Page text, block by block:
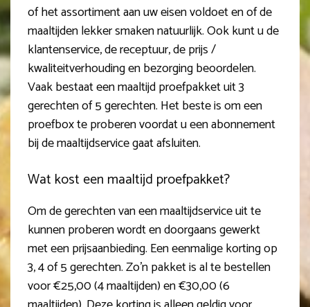
of het assortiment aan uw eisen voldoet en of de
maaltijden lekker smaken natuurlijk. Ook kunt u de
klantenservice, de receptuur, de prijs /
kwaliteitverhouding en bezorging beoordelen.
Vaak bestaat een maaltijd proefpakket uit 3
gerechten of 5 gerechten. Het beste is om een
proefbox te proberen voordat u een abonnement
bij de maaltijdservice gaat afsluiten.
Wat kost een maaltijd proefpakket?
Om de gerechten van een maaltijdservice uit te
kunnen proberen wordt en doorgaans gewerkt
met een prijsaanbieding. Een eenmalige korting op
3, 4 of 5 gerechten. Zo’n pakket is al te bestellen
voor €25,00 (4 maaltijden) en €30,00 (6